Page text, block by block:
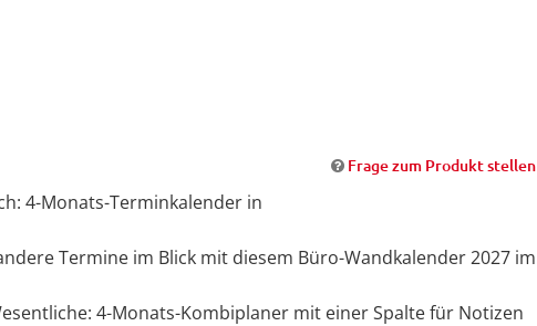
Frage zum Produkt stellen
4-Monats-Terminkalender in
Termine im Blick mit diesem Büro-Wandkalender 2027 im
4-Monats-Kombiplaner mit einer Spalte für Notizen